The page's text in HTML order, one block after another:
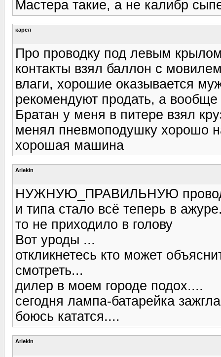
Мастера такие, а не калибр
карел
Про проводку под левым
контакты взял баллон с
влаги, хорошие оказывается
рекомендуют продать, а
Братан у меня в питере взял
менял пневмоподушку хорошо
хорошая машина
Arlekin
НУЖНУЮ_ПРАВИЛЬНУЮ
и типа стало всё теперь в
то не приходило в голову
Вот уроды ...
откликнетесь кто может
смотреть...
дилер в моем городе подох....
сегодня лампа-батарейка
боюсь кататся....
Arlekin